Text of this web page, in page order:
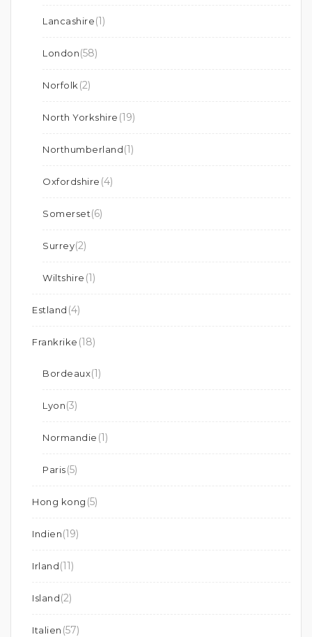
Lancashire(1)
London(58)
Norfolk (2)
North Yorkshire (19)
Northumberland(1)
Oxfordshire (4)
Somerset(6)
Surrey(2)
Wiltshire (1)
Estland (4)
Frankrike (18)
Bordeaux(1)
Lyon(3)
Normandie (1)
Paris(5)
Hong kong (5)
Indien(19)
Irland(11)
Island(2)
Italien (57)